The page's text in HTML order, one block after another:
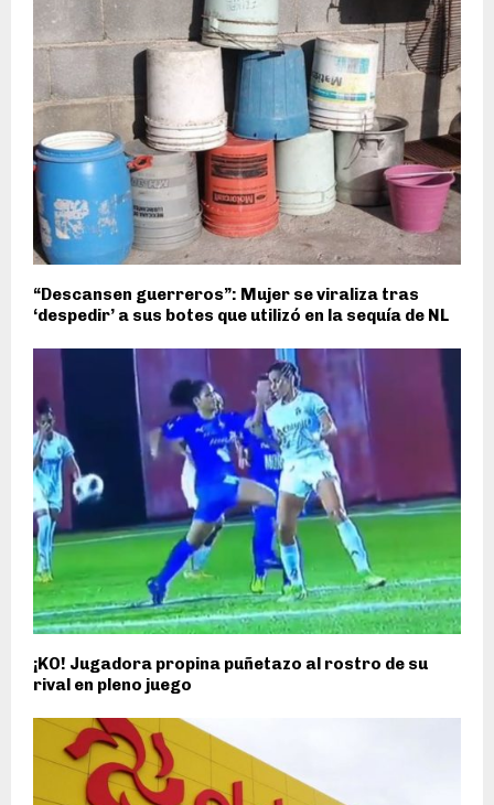
“Descansen guerreros”: Mujer se viraliza tras
‘despedir’ a sus botes que utilizó en la sequía de NL
¡KO! Jugadora propina puñetazo al rostro de su
rival en pleno juego